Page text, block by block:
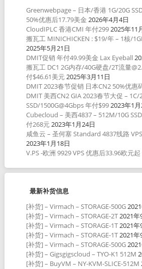
Greenwebpage – 日本/香港 1G/20G
50%优惠后17.79美金 2026年4月4日
CloudIPLC 香港CMI 年付2992025年11
搬瓦工 MINICHICKEN : $19/年 – 1核/
2025年5月21日
DMIT促销 年付49.99美金 Lax Eyeball
搬瓦工 DC1 2G内存/40G硬盘/2T流量
付$46.61美元2025年3月11日
DMIT 2023春节促销 日本CN2 50%优惠
DMIT 美西CN2 GIA 2023春节大促 – 1C/
SSD/1500G@4Gbps 年付$992023年1月
Cubecloud – 美西4837 – 512M/10G
付268元2023年1月24日
咸鱼云 – 圣何塞 Standard 4837线路
2023年1月18日
V.PS -欧洲 9929 VPS 优惠后33.96欧元起
最新补货信息
[补货] – Virmach – STORAGE-500G
[补货] – Virmach – STORAGE-2T2021年
[补货] – Virmach – STORAGE-1T2021年
[补货] – Virmach – STORAGE-1T2021年
[补货] – Virmach – STORAGE-500G
[补货] – Gigsgigscloud – TYO-K1 512M
[补货] – BuyVM – NY-KVM-SLICE-512M